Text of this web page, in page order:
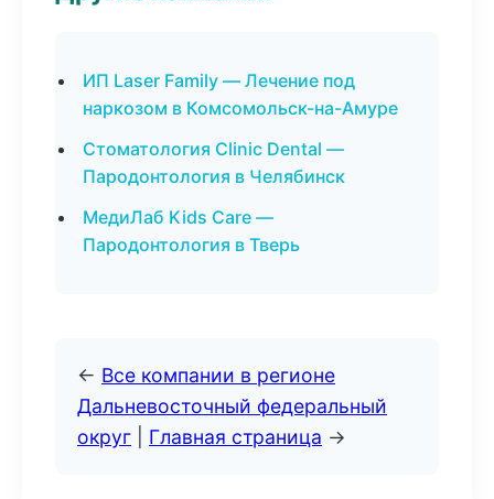
ИП Laser Family — Лечение под
наркозом в Комсомольск-на-Амуре
Стоматология Clinic Dental —
Пародонтология в Челябинск
МедиЛаб Kids Care —
Пародонтология в Тверь
← Все компании в регионе
Дальневосточный федеральный
округ
Главная страница →